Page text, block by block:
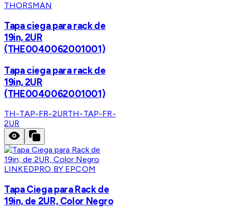
THORSMAN
Tapa ciega para rack de
19in, 2UR
(THE0040062001001)
Tapa ciega para rack de
19in, 2UR
(THE0040062001001)
TH-TAP-FR-2URTH-TAP-FR-
2UR
LINKEDPRO BY EPCOM
Tapa Ciega para Rack de
19in, de 2UR, Color Negro